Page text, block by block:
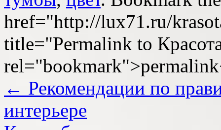
href="http://lux71.ru/
title="Permalink to
← Рекомендации по
интерьере